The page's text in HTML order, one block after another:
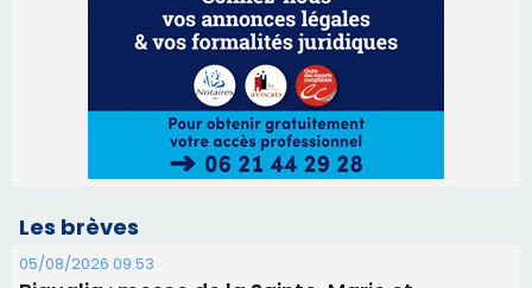
Biguglia : messe de la Sainte-Marie et
procession le 14 août
Tennis - Début ce week-end du tournoi du
82ème anniversaire de la disparition du
Commandant Antoine de Saint Exupery